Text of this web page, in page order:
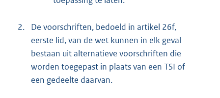
2.
De voorschriften, bedoeld in artikel 26f,
eerste lid, van de wet kunnen in elk geval
bestaan uit alternatieve voorschriften die
worden toegepast in plaats van een TSI of
een gedeelte daarvan.